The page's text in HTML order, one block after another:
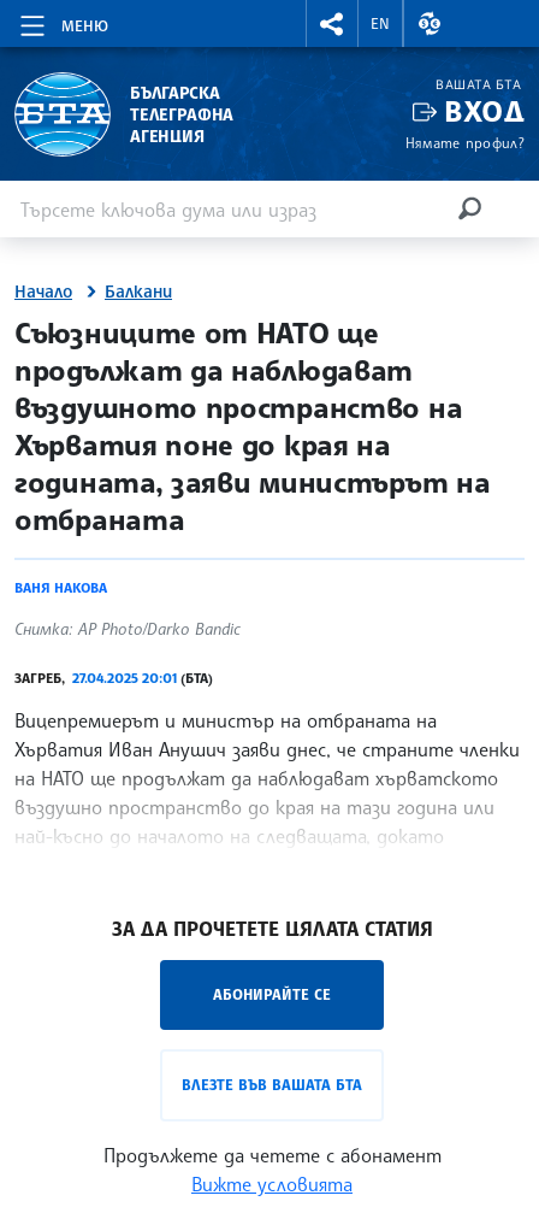
МЕНЮ
RIGHTMENU.SOCIAL
EN
ВАЛУТНИ
БЪЛГАРСКА
ТЕЛЕГРАФНА
АГЕНЦИЯ
ВАШАТА БТА
ВХОД
Нямате профил?
Начало Балкани
site.bta
Съюзниците от НАТО ще
продължат да наблюдават
въздушното пространство на
Хърватия поне до края на
годината, заяви министърът на
отбраната
ВАНЯ НАКОВА
Снимка: AP Photo/Darko Bandic
ЗАГРЕБ, 27.04.2025 20:01 (БТА)
Вицепремиерът и министър на отбраната на
Хърватия Иван Анушич заяви днес, че страните членки
на НАТО ще продължат да наблюдават хърватското
въздушно пространство до края на тази година или
най-късно до началото на следващата, докато
ЗА ДА ПРОЧЕТЕТЕ ЦЯЛАТА СТАТИЯ
АБОНИРАЙТЕ СЕ
ВЛЕЗТЕ ВЪВ ВАШАТА БТА
Продължете да четете с абонамент
Вижте условията